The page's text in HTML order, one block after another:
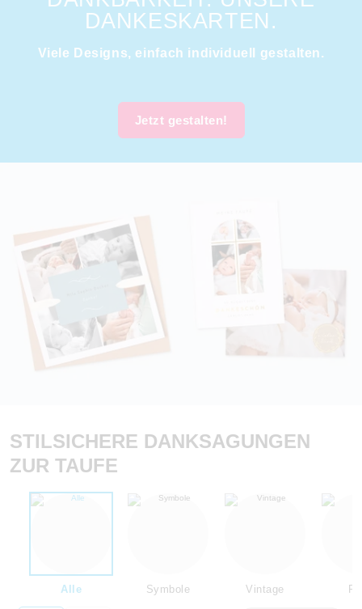
DANKESKARTEN.
Viele Designs, einfach individuell gestalten.
Jetzt gestalten!
STILSICHERE DANKSAGUNGEN
ZUR TAUFE
Alle Symbole Vintage